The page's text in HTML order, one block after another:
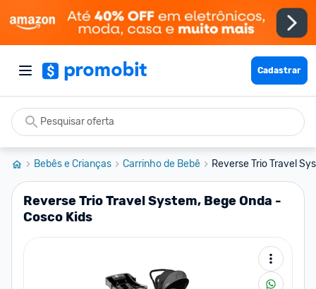
Cadastrar
Bebês e Crianças Carrinho de Bebê Reverse Trio Travel
Reverse Trio Travel System, Bege Onda -
Cosco Kids